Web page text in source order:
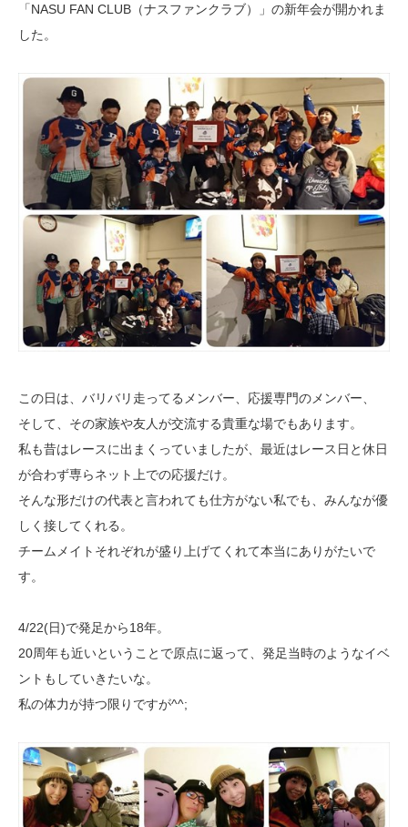
「NASU FAN CLUB（ナスファンクラブ）」の新年会が開かれま
した。
この日は、バリバリ走ってるメンバー、応援専門のメンバー、
そして、その家族や友人が交流する貴重な場でもあります。
私も昔はレースに出まくっていましたが、最近はレース日と休日
が合わず専らネット上での応援だけ。
そんな形だけの代表と言われても仕方がない私でも、みんなが優
しく接してくれる。
チームメイトそれぞれが盛り上げてくれて本当にありがたいで
す。
4/22(日)で発足から18年。
20周年も近いということで原点に返って、発足当時のようなイベ
ントもしていきたいな。
私の体力が持つ限りですが^^;